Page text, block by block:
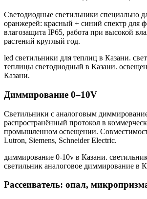
Светодиодные светильники специально
оранжерей: красный + синий спектр для
влагозащита IP65, работа при высокой
растений круглый год.
led светильники для теплиц в Казани.
теплицы светодиодный в Казани.
Казани.
Диммирование 0–10V
Светильники с аналоговым
распространённый протокол в
промышленном освещении.
Lutron, Siemens, Schneider Electric.
диммирование 0-10v в Казани.
светильник аналоговое диммирование в
Рассеиватель: опал,